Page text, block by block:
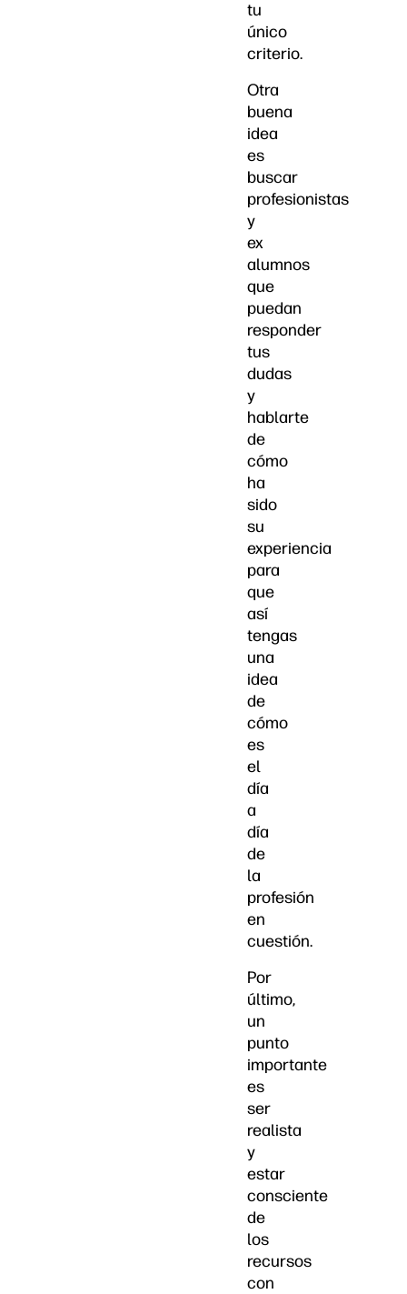
tu
único
criterio.
Otra
buena
idea
es
buscar
profesionistas
y
ex
alumnos
que
puedan
responder
tus
dudas
y
hablarte
de
cómo
ha
sido
su
experiencia
para
que
así
tengas
una
idea
de
cómo
es
el
día
a
día
de
la
profesión
en
cuestión.
Por
último,
un
punto
importante
es
ser
realista
y
estar
consciente
de
los
recursos
con